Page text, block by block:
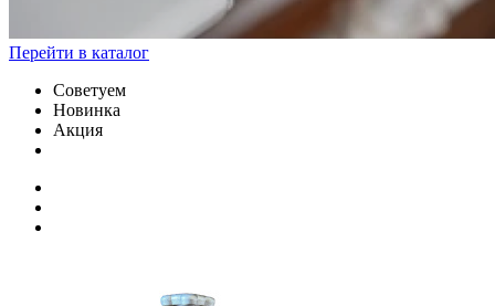
Перейти в каталог
Советуем
Новинка
Акция